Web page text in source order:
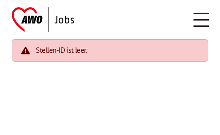
Stellen-ID ist leer.